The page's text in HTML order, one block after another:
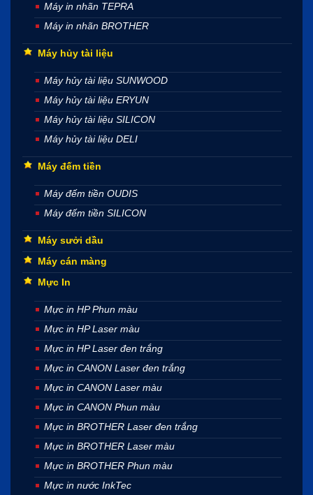
Máy in nhãn TEPRA
Máy in nhãn BROTHER
Máy hủy tài liệu
Máy hủy tài liệu SUNWOOD
Máy hủy tài liệu ERYUN
Máy hủy tài liệu SILICON
Máy hủy tài liệu DELI
Máy đếm tiền
Máy đếm tiền OUDIS
Máy đếm tiền SILICON
Máy sưởi dầu
Máy cán màng
Mực In
Mực in HP Phun màu
Mực in HP Laser màu
Mực in HP Laser đen trắng
Mực in CANON Laser đen trắng
Mực in CANON Laser màu
Mực in CANON Phun màu
Mực in BROTHER Laser đen trắng
Mực in BROTHER Laser màu
Mực in BROTHER Phun màu
Mực in nước InkTec